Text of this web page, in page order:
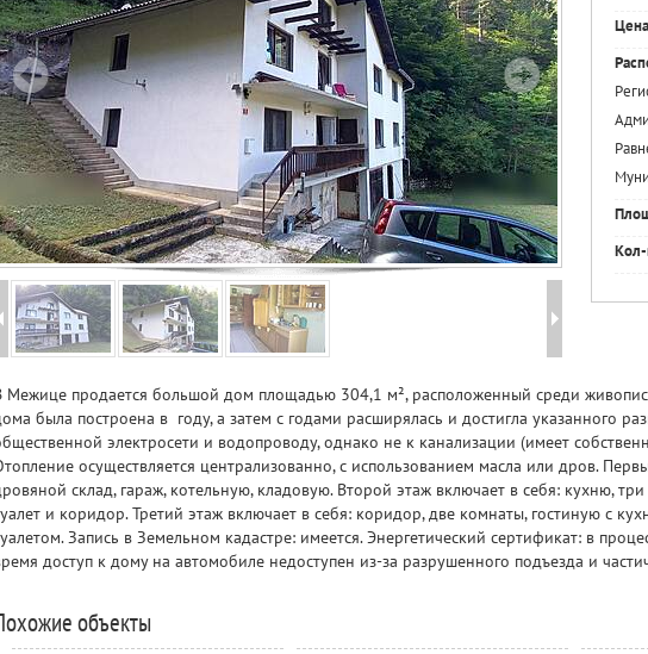
Межице продается большой дом площадью 304,1 м², расположенный среди
была построена в году, а затем с годами расширялась и достигла указанного
электросети и водопроводу, однако не к канализации (имеет
осуществляется централизованно, с использованием масла или дров.
склад, гараж, котельную, кладовую. Второй этаж включает в себя: кухню,
и коридор. Третий этаж включает в себя: коридор, две комнаты, гостиную с
Запись в Земельном кадастре: имеется. Энергетический сертификат: в
доступ к дому на автомобиле недоступен из-за разрушенного подъезда и
объекты